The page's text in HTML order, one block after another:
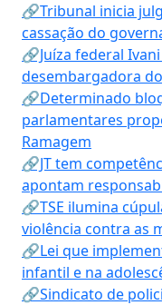
🔗Tribunal inicia
cassação do
🔗Juíza federal
desembargadora
🔗Determinado
parlamentares
Ramagem
🔗JT tem
apontam
🔗TSE ilumina
violência contra as
🔗Lei que
infantil e na
🔗Sindicato de